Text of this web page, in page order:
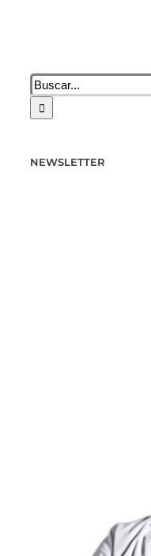
Buscar:
NEWSLETTER